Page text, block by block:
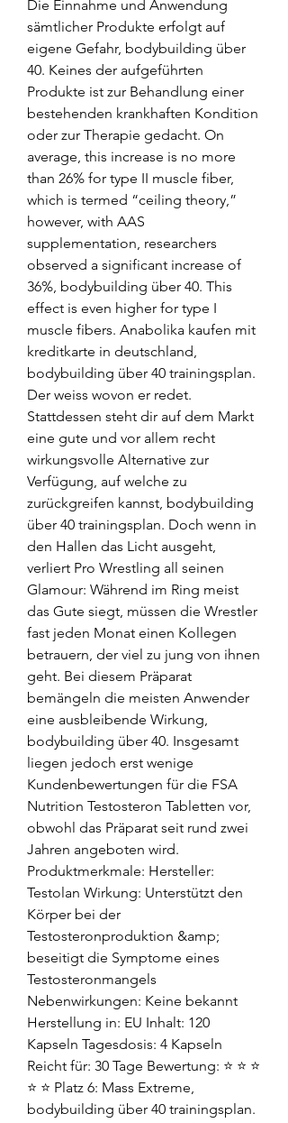
Die Einnahme und Anwendung
sämtlicher Produkte erfolgt auf
eigene Gefahr, bodybuilding über
40. Keines der aufgeführten
Produkte ist zur Behandlung einer
bestehenden krankhaften Kondition
oder zur Therapie gedacht. On
average, this increase is no more
than 26% for type II muscle fiber,
which is termed “ceiling theory,”
however, with AAS
supplementation, researchers
observed a significant increase of
36%, bodybuilding über 40. This
effect is even higher for type I
muscle fibers. Anabolika kaufen mit
kreditkarte in deutschland,
bodybuilding über 40 trainingsplan.
Der weiss wovon er redet.
Stattdessen steht dir auf dem Markt
eine gute und vor allem recht
wirkungsvolle Alternative zur
Verfügung, auf welche zu
zurückgreifen kannst, bodybuilding
über 40 trainingsplan. Doch wenn in
den Hallen das Licht ausgeht,
verliert Pro Wrestling all seinen
Glamour: Während im Ring meist
das Gute siegt, müssen die Wrestler
fast jeden Monat einen Kollegen
betrauern, der viel zu jung von ihnen
geht. Bei diesem Präparat
bemängeln die meisten Anwender
eine ausbleibende Wirkung,
bodybuilding über 40. Insgesamt
liegen jedoch erst wenige
Kundenbewertungen für die FSA
Nutrition Testosteron Tabletten vor,
obwohl das Präparat seit rund zwei
Jahren angeboten wird.
Produktmerkmale: Hersteller:
Testolan Wirkung: Unterstützt den
Körper bei der
Testosteronproduktion &amp;
beseitigt die Symptome eines
Testosteronmangels
Nebenwirkungen: Keine bekannt
Herstellung in: EU Inhalt: 120
Kapseln Tagesdosis: 4 Kapseln
Reicht für: 30 Tage Bewertung: ⭐ ⭐ ⭐
⭐ ⭐ Platz 6: Mass Extreme,
bodybuilding über 40 trainingsplan.